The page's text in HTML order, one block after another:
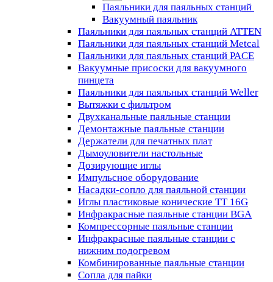
Паяльники для паяльных станций
Вакуумный паяльник
Паяльники для паяльных станций ATTEN
Паяльники для паяльных станций Metcal
Паяльники для паяльных станций PACE
Вакуумные присоски для вакуумного
пинцета
Паяльники для паяльных станций Weller
Вытяжки с фильтром
Двухканальные паяльные станции
Демонтажные паяльные станции
Держатели для печатных плат
Дымоуловители настольные
Дозирующие иглы
Импульсное оборудование
Насадки-сопло для паяльной станции
Иглы пластиковые конические TT 16G
Инфракрасные паяльные станции BGA
Компрессорные паяльные станции
Инфракрасные паяльные станции с
нижним подогревом
Комбинированные паяльные станции
Сопла для пайки